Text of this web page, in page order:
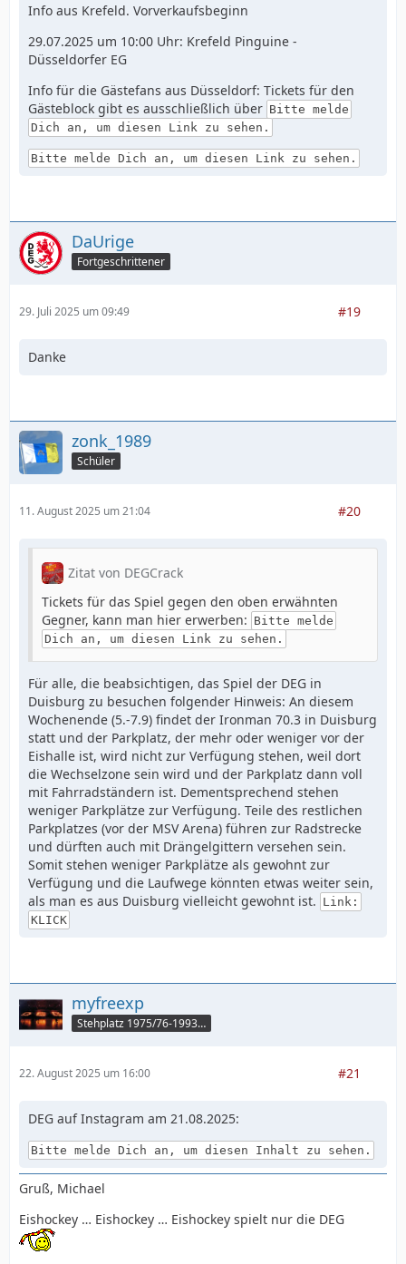
Info aus Krefeld. Vorverkaufsbeginn
29.07.2025 um 10:00 Uhr: Krefeld Pinguine -
Düsseldorfer EG
Info für die Gästefans aus Düsseldorf: Tickets für den
Gästeblock gibt es ausschließlich über Bitte melde
Dich an, um diesen Link zu sehen.
Bitte melde Dich an, um diesen Link zu sehen.
DaUrige
Fortgeschrittener
29. Juli 2025 um 09:49 #19
Danke
zonk_1989
Schüler
11. August 2025 um 21:04 #20
Zitat von DEGCrack
Tickets für das Spiel gegen den oben erwähnten
Gegner, kann man hier erwerben: Bitte melde
Dich an, um diesen Link zu sehen.
Für alle, die beabsichtigen, das Spiel der DEG in
Duisburg zu besuchen folgender Hinweis: An diesem
Wochenende (5.-7.9) findet der Ironman 70.3 in Duisburg
statt und der Parkplatz, der mehr oder weniger vor der
Eishalle ist, wird nicht zur Verfügung stehen, weil dort
die Wechselzone sein wird und der Parkplatz dann voll
mit Fahrradständern ist. Dementsprechend stehen
weniger Parkplätze zur Verfügung. Teile des restlichen
Parkplatzes (vor der MSV Arena) führen zur Radstrecke
und dürften auch mit Drängelgittern versehen sein.
Somit stehen weniger Parkplätze als gewohnt zur
Verfügung und die Laufwege könnten etwas weiter sein,
als man es aus Duisburg vielleicht gewohnt ist. Link:
KLICK
myfreexp
Stehplatz 1975/76-1993/94
22. August 2025 um 16:00 #21
DEG auf Instagram am 21.08.2025:
Bitte melde Dich an, um diesen Inhalt zu sehen.
Gruß, Michael
Eishockey … Eishockey … Eishockey spielt nur die DEG